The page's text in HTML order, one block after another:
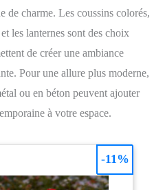
plats, boissons ou déco, avec une
et pratique au quotidien CADRE
stable et résistant aux
préserver le sol et améliorer la
stabilité
de charme. Les coussins colorés,
les lanternes sont des choix
de créer une ambiance
Pour une allure plus moderne,
ou en béton peuvent ajouter
à votre espace.
-11%